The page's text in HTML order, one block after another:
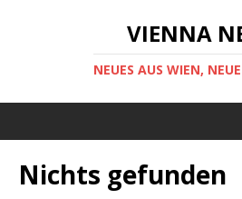
VIENNA
NEUES AUS WIEN,
Nichts gefunden